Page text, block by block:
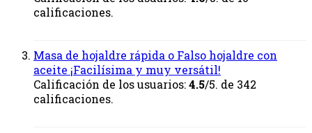
calificaciones.
Masa de hojaldre rápida o Falso hojaldre con
aceite ¡Facilísima y muy versátil!
Calificación de los usuarios:4.5/5. de 342
calificaciones.